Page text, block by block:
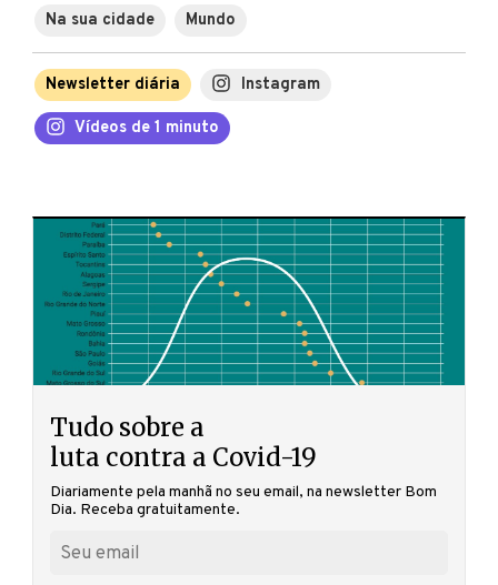
Na sua cidade Mundo
Newsletter diária Instagram
Vídeos de 1 minuto
Tudo sobre a
luta contra a Covid-19
Diariamente pela manhã no seu email, na newsletter Bom
Dia. Receba gratuitamente.